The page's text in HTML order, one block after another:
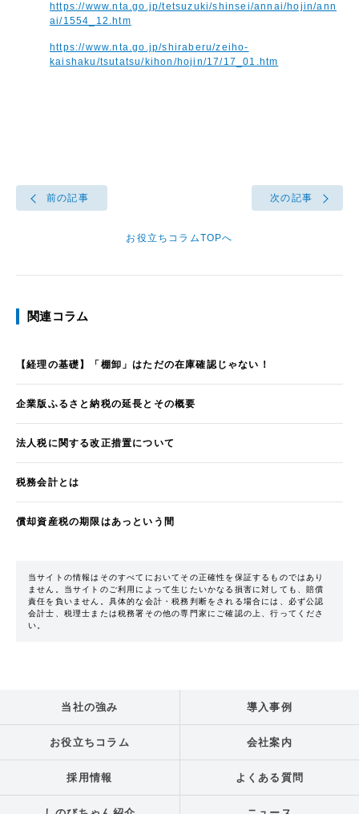
https://www.nta.go.jp/tetsuzuki/shinsei/annai/hojin/ann
ai/1554_12.htm
https://www.nta.go.jp/shiraberu/zeiho-
kaishaku/tsutatsu/kihon/hojin/17/17_01.htm
前の記事
お役立ちコラムTOPへ
次の記事
関連コラム
【経理の基礎】「棚卸」はただの在庫確認じゃない！
企業版ふるさと納税の延長とその概要
法人税に関する改正措置について
税務会計とは
償却資産税の期限はあっという間
当サイトの情報はそのすべてにおいてその正確性を保証するものではあり
ません。当サイトのご利用によって生じたいかなる損害に対しても、賠償
責任を負いません。具体的な会計・税務判断をされる場合には、必ず公認
会計士、税理士または税務署その他の専門家にご確認の上、行ってくださ
い。
当社の強み 導入事例
お役立ちコラム 会社案内
採用情報 よくある質問